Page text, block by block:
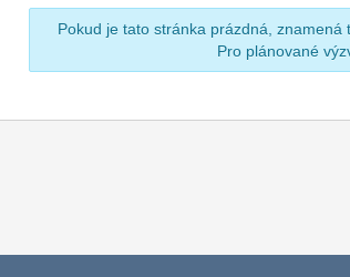
Pokud je tato stránka prázdná,
Pro plánované